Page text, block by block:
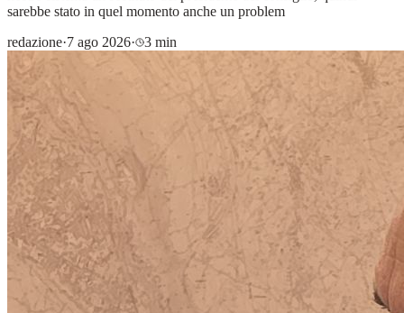
sarebbe stato in quel momento anche un problem
redazione·7 ago 2026· 3 min